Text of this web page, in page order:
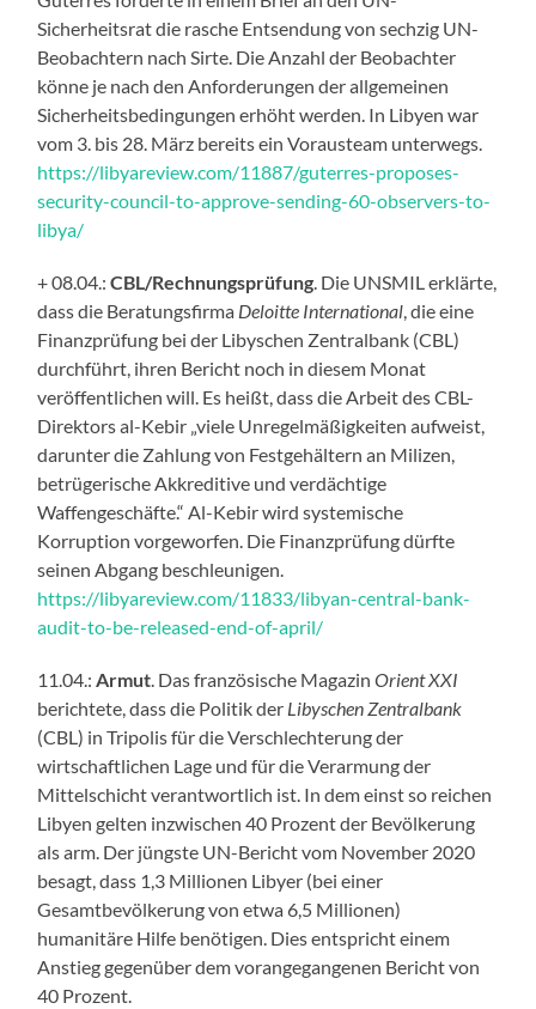
Sicherheitsrat die rasche Entsendung von sechzig UN-
Beobachtern nach Sirte. Die Anzahl der Beobachter
könne je nach den Anforderungen der allgemeinen
Sicherheitsbedingungen erhöht werden. In Libyen war
vom 3. bis 28. März bereits ein Vorausteam unterwegs.
https://libyareview.com/11887/guterres-proposes-
security-council-to-approve-sending-60-observers-to-
libya/
+ 08.04.:CBL/Rechnungsprüfung . Die UNSMIL erklärte,
dass die Beratungsfirma Deloitte International , die eine
Finanzprüfung bei der Libyschen Zentralbank (CBL)
durchführt, ihren Bericht noch in diesem Monat
veröffentlichen will. Es heißt, dass die Arbeit des CBL-
Direktors al-Kebir „viele Unregelmäßigkeiten aufweist,
darunter die Zahlung von Festgehältern an Milizen,
betrügerische Akkreditive und verdächtige
Waffengeschäfte.“ Al-Kebir wird systemische
Korruption vorgeworfen. Die Finanzprüfung dürfte
seinen Abgang beschleunigen.
https://libyareview.com/11833/libyan-central-bank-
audit-to-be-released-end-of-april/
11.04.: Armut . Das französische MagazinOrient XXI
berichtete, dass die Politik der Libyschen Zentralbank
(CBL) in Tripolis für die Verschlechterung der
wirtschaftlichen Lage und für die Verarmung der
Mittelschicht verantwortlich ist. In dem einst so reichen
Libyen gelten inzwischen 40 Prozent der Bevölkerung
als arm. Der jüngste UN-Bericht vom November 2020
besagt, dass 1,3 Millionen Libyer (bei einer
Gesamtbevölkerung von etwa 6,5 Millionen)
humanitäre Hilfe benötigen. Dies entspricht einem
Anstieg gegenüber dem vorangegangenen Bericht von
40 Prozent.